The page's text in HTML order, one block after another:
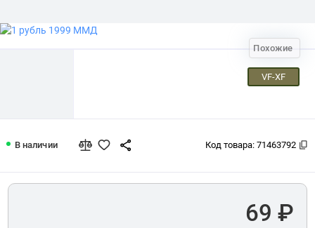
Похожие
VF-XF
В наличии Код товара: 71463792
69 ₽